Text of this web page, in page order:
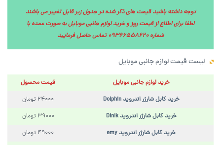
توجه داشته باشید قیمت های ذکر شده در جدول زیر قابل تغییر می باشند
لطفا برای اطلاع از قیمت روز و خرید لوازم جانبی موبایل به صورت عمده با
شماره 09366558620 تماس حاصل فرمایید
لیست قیمت لوازم جانبی موبایل
خرید لوازم جانبی موبایل
قیمت محصول
خرید کابل شارژر اندروید Dolphin
24000 تومان
خرید کابل شارژر اندروید Dinik
39000 تومان
خرید کابل شارژر اندروید emy
49000 تومان